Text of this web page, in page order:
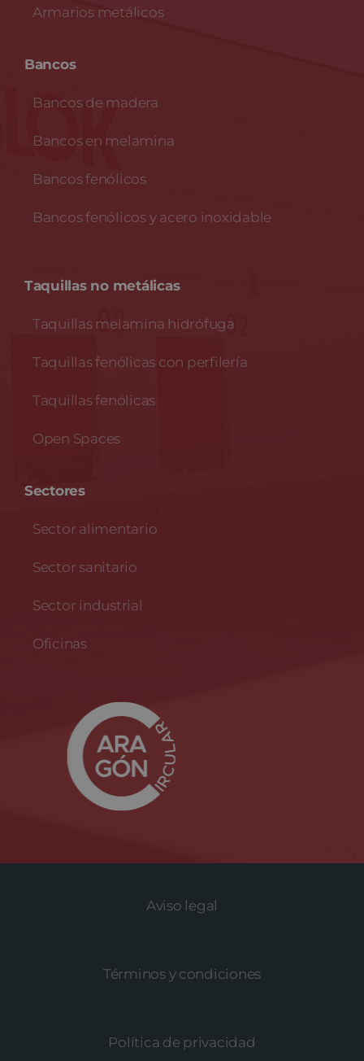
Armarios metálicos
Bancos
Bancos de madera
Bancos en melamina
Bancos fenólicos
Bancos fenólicos y acero inoxidable
Taquillas no metálicas
Taquillas melamina hidrófuga
Taquillas fenólicas con perfilería
Taquillas fenólicas
Open Spaces
Sectores
Sector alimentario
Sector sanitario
Sector industrial
Oficinas
Aviso legal
Términos y condiciones
Política de privacidad